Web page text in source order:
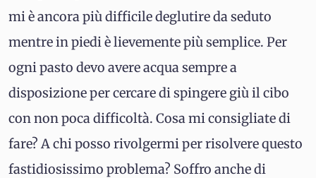
mi è ancora più difficile deglutire da seduto
mentre in piedi è lievemente più semplice. Per
ogni pasto devo avere acqua sempre a
disposizione per cercare di spingere giù il cibo
con non poca difficoltà. Cosa mi consigliate di
fare? A chi posso rivolgermi per risolvere questo
fastidiosissimo problema? Soffro anche di